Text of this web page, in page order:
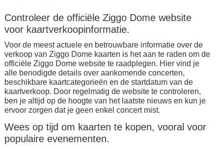
Controleer de officiële Ziggo Dome website
voor kaartverkoopinformatie.
Voor de meest actuele en betrouwbare informatie over de
verkoop van Ziggo Dome kaarten is het aan te raden om de
officiële Ziggo Dome website te raadplegen. Hier vind je
alle benodigde details over aankomende concerten,
beschikbare kaartcategorieën en de startdatum van de
kaartverkoop. Door regelmatig de website te controleren,
ben je altijd op de hoogte van het laatste nieuws en kun je
ervoor zorgen dat je geen enkel concert mist.
Wees op tijd om kaarten te kopen, vooral voor
populaire evenementen.